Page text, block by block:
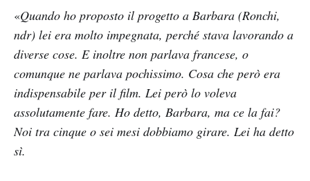
«Quando ho proposto il progetto a Barbara (Ronchi,
ndr) lei era molto impegnata, perché stava lavorando a
diverse cose. E inoltre non parlava francese, o
comunque ne parlava pochissimo. Cosa che però era
indispensabile per il film. Lei però lo voleva
assolutamente fare. Ho detto, Barbara, ma ce la fai?
Noi tra cinque o sei mesi dobbiamo girare. Lei ha detto
sì.